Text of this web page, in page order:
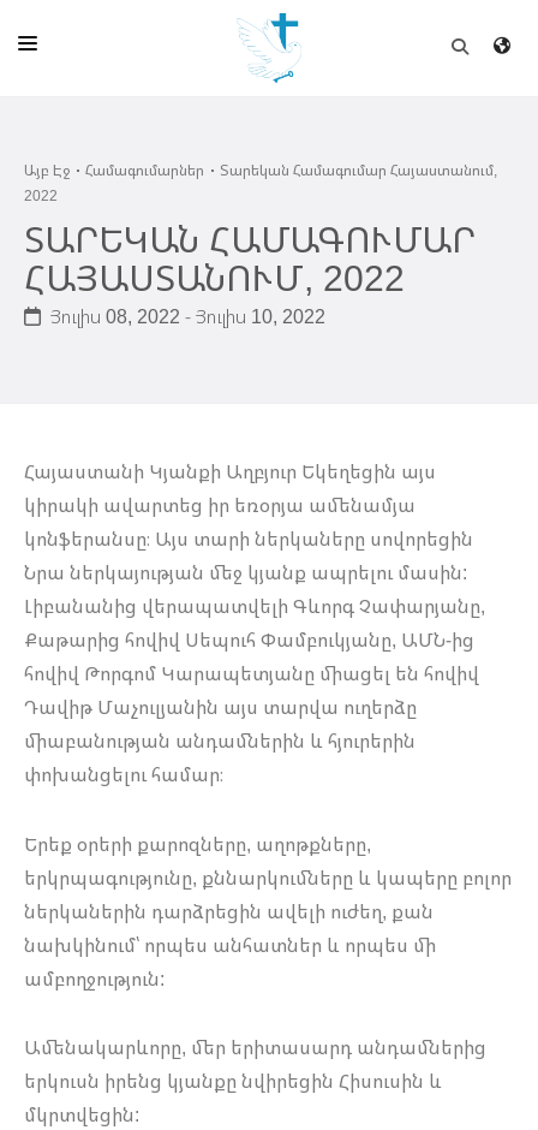
ԵԿԵՂԵՑԻ
ՈՒՂԻՂ
ԴՊՐՈՑ
ՀՐԱՊԱՐԱԿՈՒՄՆԵՐ
ՇԻՆԱՐԱՐՈՒԹԻՒՆ
Այբ Էջ Համագումարներ
Տարեկան Համագումար Հայաստանում,
2022
ՏԱՐԵԿԱՆ ՀԱՄԱԳՈՒՄԱՐ
ՀԱՅԱՍՏԱՆՈՒՄ, 2022
Յուլիս 08, 2022 - Յուլիս 10, 2022
Հայաստանի Կյանքի Աղբյուր Եկեղեցին այս
կիրակի ավարտեց իր եռօրյա ամենամյա
կոնֆերանսը։ Այս տարի ներկաները սովորեցին
Նրա ներկայության մեջ կյանք ապրելու մասին:
Լիբանանից վերապատվելի Գևորգ Չափարյանը,
Քաթարից հովիվ Սեպուհ Փամբուկյանը, ԱՄՆ-ից
հովիվ Թորգոմ Կարապետյանը միացել են հովիվ
Դավիթ Մաչուլյանին այս տարվա ուղերձը
միաբանության անդամներին և հյուրերին
փոխանցելու համար։
Երեք օրերի քարոզները, աղոթքները,
երկրպագությունը, քննարկումները և կապերը բոլոր
ներկաներին դարձրեցին ավելի ուժեղ, քան
նախկինում՝ որպես անհատներ և որպես մի
ամբողջություն:
Ամենակարևորը, մեր երիտասարդ անդամներից
երկուսն իրենց կյանքը նվիրեցին Հիսուսին և
մկրտվեցին: